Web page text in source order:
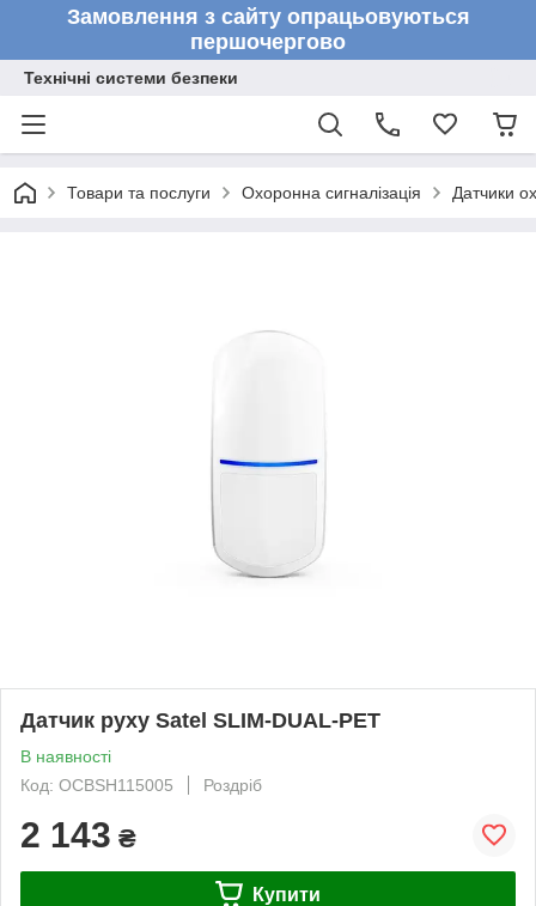
Замовлення з сайту опрацьовуються
першочергово
Технічні системи безпеки
Товари та послуги Охоронна сигналізація Датчики
Датчик руху Satel SLIM-DUAL-PET
В наявності
Код: OCBSH115005
Роздріб
2 143 ₴
Купити